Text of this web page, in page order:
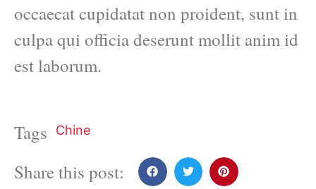
occaecat cupidatat non proident, sunt in
culpa qui officia deserunt mollit anim id
est laborum.
Tags Chine
Share this post: